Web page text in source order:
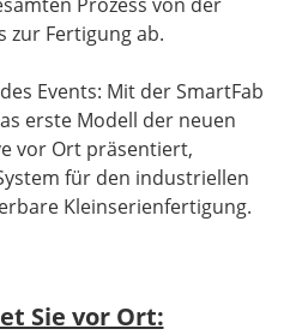
zur Fertigung ab.
Events: Mit der SmartFab
erste Modell der neuen
vor Ort präsentiert,
für den industriellen
Kleinserienfertigung.
Sie vor Ort: